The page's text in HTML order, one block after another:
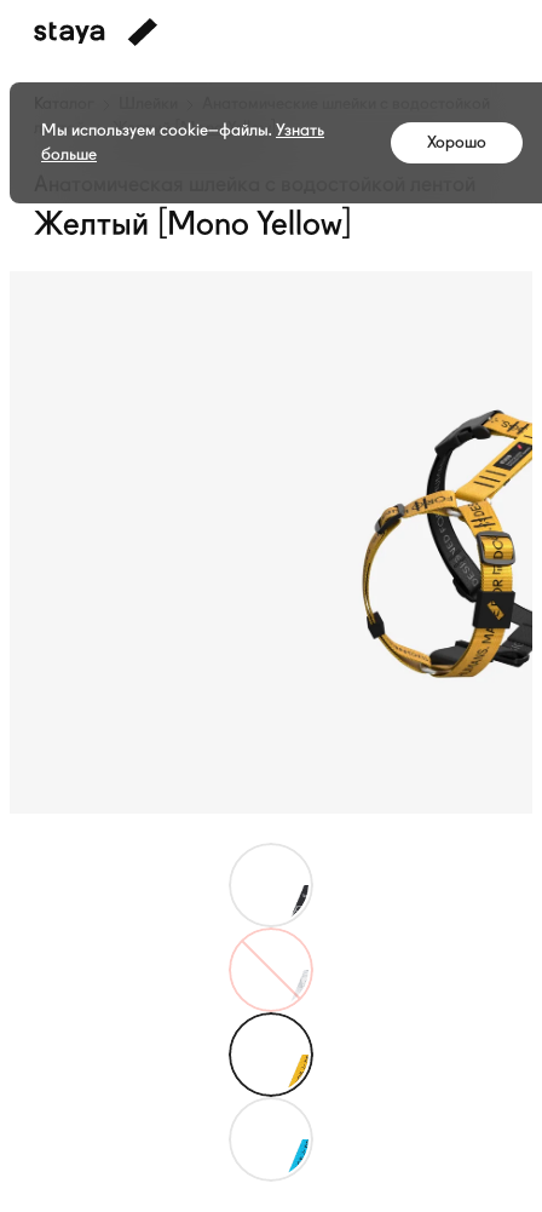
лентой
Желтый [Mono Yellow]
Желтый [Mono Yellow]
Мы используем cookie–файлы. Узнать
больше
Хорошо